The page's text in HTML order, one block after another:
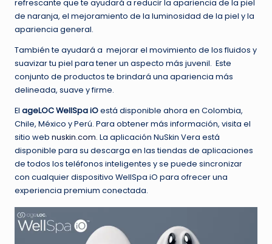
refrescante que te ayudará a reducir la apariencia de la piel
de naranja, el mejoramiento de la luminosidad de la piel y la
apariencia general.
También te ayudará a ​ mejorar el movimiento de los fluidos y
suavizar tu piel para tener un aspecto más juvenil. ​ Este
conjunto de productos te brindará una apariencia más
delineada, suave y firme.
El ageLOC WellSpa iOestá disponible ahora en Colombia,
Chile, México y Perú. Para obtener más información, visita el
sitio web nuskin.com. La aplicación NuSkin Vera está
disponible para su descarga en las tiendas de aplicaciones
de todos los teléfonos inteligentes y se puede sincronizar
con cualquier dispositivo WellSpa iO para ofrecer una
experiencia premium conectada.